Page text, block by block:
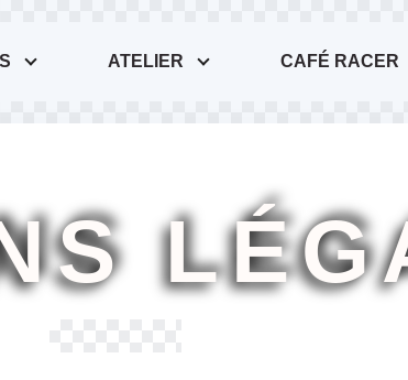
ATELIER CAFÉ RACER